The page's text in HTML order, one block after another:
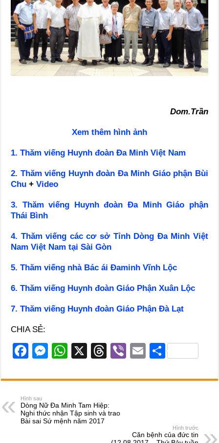
Dom.Trần
Xem thêm hình ảnh
1. Thăm viếng Huynh đoàn Đa Minh Việt Nam
2. Thăm viếng Huynh đoàn Đa Minh Giáo phận Bùi
Chu+Video
3. Thăm viếng Huynh đoàn Đa Minh Giáo phận
Thái Bình
4. Thăm viếng các cơ sở Tỉnh Dòng Đa Minh Việt
Nam Việt Nam tại Sài Gòn
5. Thăm viếng nhà Bác ái Đaminh Vĩnh Lộc
6. Thăm viếng Huynh đoàn Giáo Phận Xuân Lộc
7. Thăm viếng Huynh đoàn Giáo Phận Đà Lạt
CHIA SẺ:
F
c
e
b
o
M
ss
n
g
W
at
A
p
X
T
e
d
Vi
er
E
ail
S
ar
Hình sau
Dòng Nữ Đa Minh Tam Hiệp:
Nghi thức nhận Tập sinh và trao
Bài sai Sứ mệnh năm 2017
Hình trước
Căn bệnh của đức tin